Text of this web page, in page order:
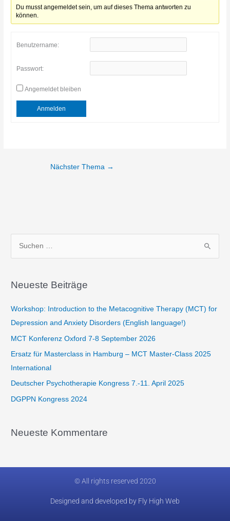
Du musst angemeldet sein, um auf dieses Thema antworten zu
können.
Benutzername:
Passwort:
Angemeldet bleiben
Anmelden
Nächster Thema →
h
c
h
:
Neueste Beiträge
Workshop: Introduction to the Metacognitive Therapy (MCT) for
Depression and Anxiety Disorders (English language!)
MCT Konferenz Oxford 7-8 September 2026
Ersatz für Masterclass in Hamburg​ – MCT Master-Class 2025
International
Deutscher Psychotherapie Kongress 7.-11. April 2025
DGPPN Kongress 2024
Neueste Kommentare
© All rights reserved 2020
Designed and developed by Fly High Web